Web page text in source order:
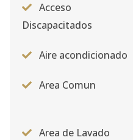
Acceso
Discapacitados
Aire acondicionado
Area Comun
Area de Lavado